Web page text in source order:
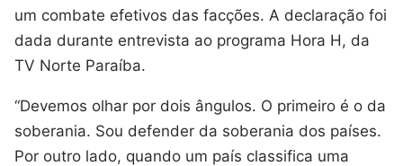
um combate efetivos das facções. A declaração foi
dada durante entrevista ao programa Hora H, da
TV Norte Paraíba.
“Devemos olhar por dois ângulos. O primeiro é o da
soberania. Sou defender da soberania dos países.
Por outro lado, quando um país classifica uma